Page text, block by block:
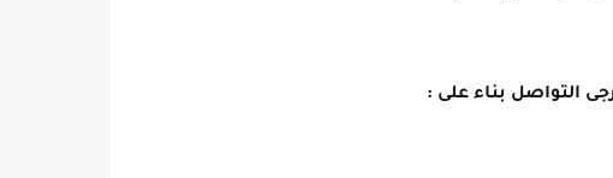
التواصل بناء على :